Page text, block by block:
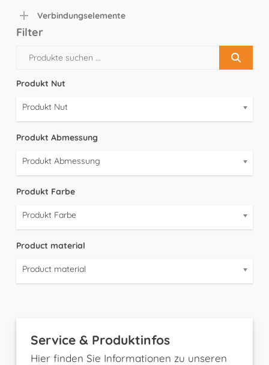
Verbindungselemente
Filter
Produkt Nut
Produkt Nut
Produkt Abmessung
Produkt Abmessung
Produkt Farbe
Produkt Farbe
Product material
Product material
Service & Produktinfos
Hier finden Sie Informationen zu unseren